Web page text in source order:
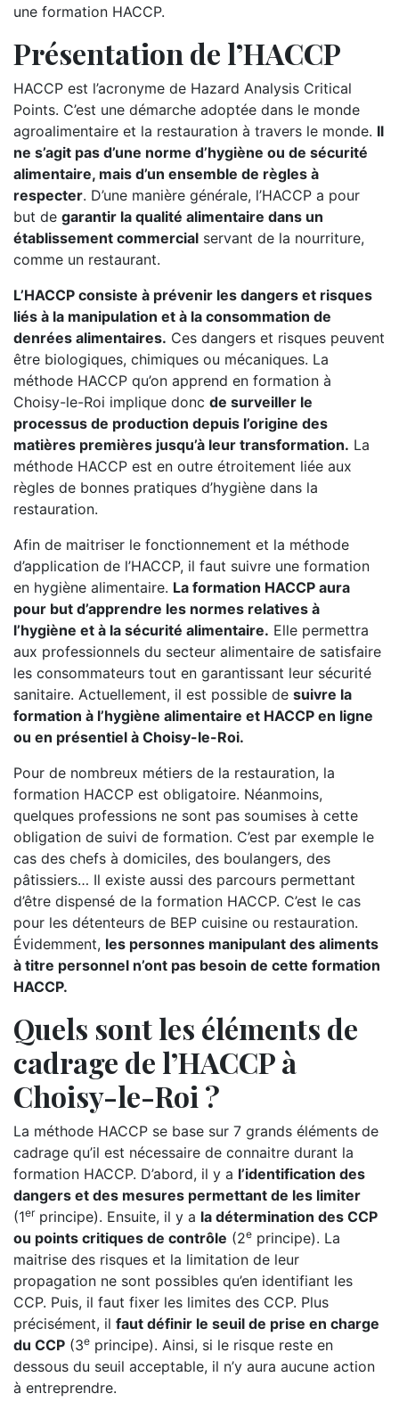
une formation HACCP.
Présentation de l’HACCP
HACCP est l’acronyme de Hazard Analysis Critical
Points. C’est une démarche adoptée dans le monde
agroalimentaire et la restauration à travers le monde. Il
ne s’agit pas d’une norme d’hygiène ou de sécurité
alimentaire, mais d’un ensemble de règles à
respecter. D’une manière générale, l’HACCP a pour
but de garantir la qualité alimentaire dans un
établissement commercial servant de la nourriture,
comme un restaurant.
L’HACCP consiste à prévenir les dangers et risques
liés à la manipulation et à la consommation de
denrées alimentaires. Ces dangers et risques peuvent
être biologiques, chimiques ou mécaniques. La
méthode HACCP qu’on apprend en formation à
Choisy-le-Roi implique donc de surveiller le
processus de production depuis l’origine des
matières premières jusqu’à leur transformation. La
méthode HACCP est en outre étroitement liée aux
règles de bonnes pratiques d’hygiène dans la
restauration.
Afin de maitriser le fonctionnement et la méthode
d’application de l’HACCP, il faut suivre une formation
en hygiène alimentaire. La formation HACCP aura
pour but d’apprendre les normes relatives à
l’hygiène et à la sécurité alimentaire. Elle permettra
aux professionnels du secteur alimentaire de satisfaire
les consommateurs tout en garantissant leur sécurité
sanitaire. Actuellement, il est possible de suivre la
formation à l’hygiène alimentaire et HACCP en ligne
ou en présentiel à Choisy-le-Roi.
Pour de nombreux métiers de la restauration, la
formation HACCP est obligatoire. Néanmoins,
quelques professions ne sont pas soumises à cette
obligation de suivi de formation. C’est par exemple le
cas des chefs à domiciles, des boulangers, des
pâtissiers… Il existe aussi des parcours permettant
d’être dispensé de la formation HACCP. C’est le cas
pour les détenteurs de BEP cuisine ou restauration.
Évidemment, les personnes manipulant des aliments
à titre personnel n’ont pas besoin de cette formation
HACCP.
Quels sont les éléments de
cadrage de l’HACCP à
Choisy-le-Roi ?
La méthode HACCP se base sur 7 grands éléments de
cadrage qu’il est nécessaire de connaitre durant la
formation HACCP. D’abord, il y a l’identification des
dangers et des mesures permettant de les limiter
(1erprincipe). Ensuite, il y a la détermination des CCP
ou points critiques de contrôle (2e principe). La
maitrise des risques et la limitation de leur
propagation ne sont possibles qu’en identifiant les
CCP. Puis, il faut fixer les limites des CCP. Plus
précisément, il faut définir le seuil de prise en charge
du CCP (3e principe). Ainsi, si le risque reste en
dessous du seuil acceptable, il n’y aura aucune action
à entreprendre.